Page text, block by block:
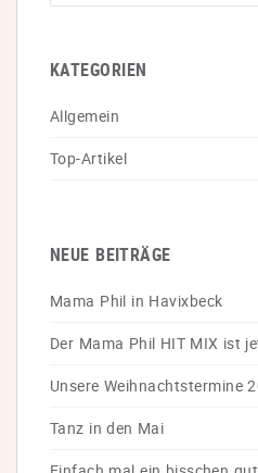
KATEGORIEN
Allgemein
Top-Artikel
NEUE BEITRÄGE
Mama Phil in Havixbeck
Der Mama Phil HIT MIX ist
Unsere Weihnachtstermine
Tanz in den Mai